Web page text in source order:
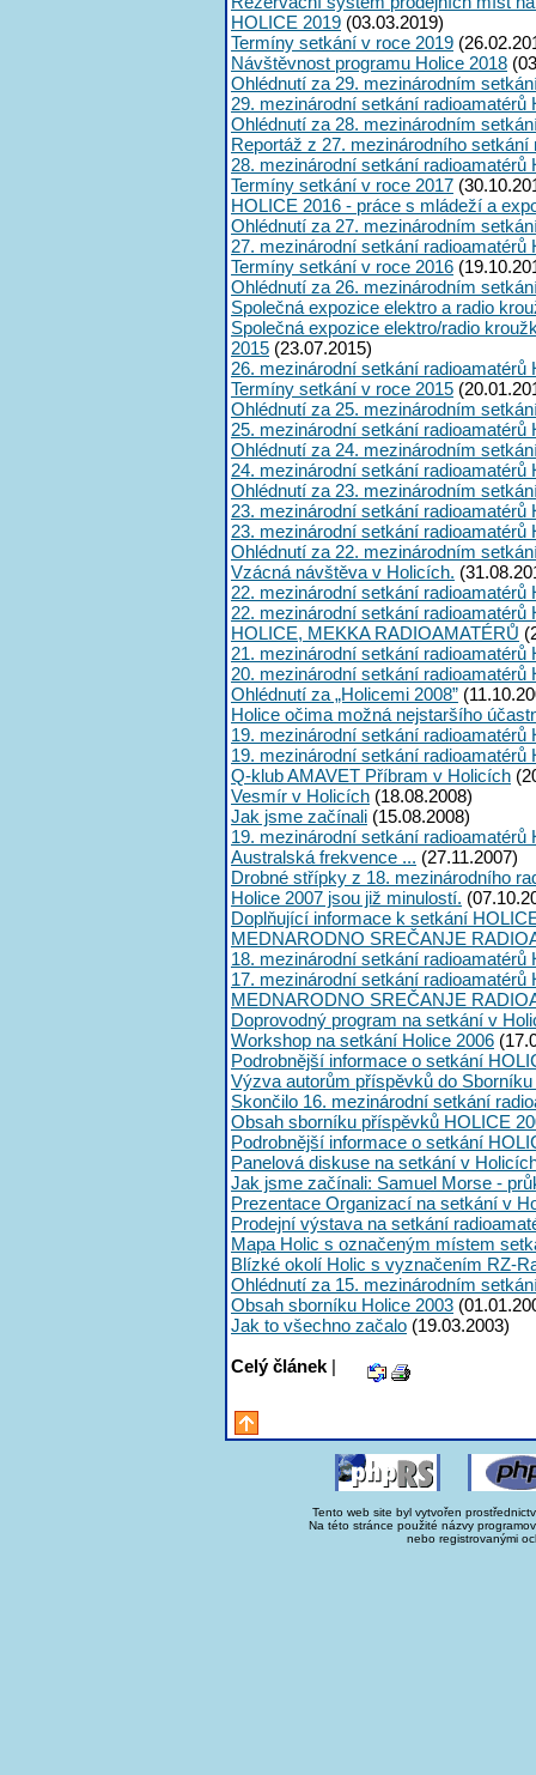
HOLICE 2019 (03.03.2019)
Termíny setkání v roce 2019
Návštěvnost programu Holice 2018
Ohlédnutí za 29. mezinárodním
29. mezinárodní setkání radioamatérů
Ohlédnutí za 28. mezinárodním
Reportáž z 27. mezinárodního setkání
28. mezinárodní setkání radioamatérů
Termíny setkání v roce 2017
HOLICE 2016 - práce s mládeží a
Ohlédnutí za 27. mezinárodním
27. mezinárodní setkání radioamatérů
Termíny setkání v roce 2016
Ohlédnutí za 26. mezinárodním
Společná expozice elektro a radio
Společná expozice elektro/radio
2015 (23.07.2015)
26. mezinárodní setkání radioamatérů
Termíny setkání v roce 2015
Ohlédnutí za 25. mezinárodním
25. mezinárodní setkání radioamatérů
Ohlédnutí za 24. mezinárodním
24. mezinárodní setkání radioamatérů
Ohlédnutí za 23. mezinárodním
23. mezinárodní setkání
23. mezinárodní setkání radioamatérů
Ohlédnutí za 22. mezinárodním
Vzácná návštěva v Holicích.
22. mezinárodní setkání
22. mezinárodní setkání radioamatérů
HOLICE, MEKKA RADIOAMATÉRŮ
21. mezinárodní setkání radioamatérů
20. mezinárodní setkání radioamatérů
Ohlédnutí za „Holicemi 2008”
Holice očima možná nejstaršího
19. mezinárodní setkání radioamatérů
19. mezinárodní setkání
Q-klub AMAVET Příbram v Holicích
Vesmír v Holicích (18.08.2008)
Jak jsme začínali (15.08.2008)
19. mezinárodní setkání
Australská frekvence ... (27.11.2007)
Drobné střípky z 18. mezinárodního
Holice 2007 jsou již minulostí.
Doplňující informace k setkání
MEDNARODNO SREČANJE
18. mezinárodní setkání radioamatérů
17. mezinárodní setkání radioamatérů
MEDNARODNO SREČANJE
Doprovodný program na setkání v
Workshop na setkání Holice 2006
Podrobnější informace o setkání
Výzva autorům příspěvků do
Skončilo 16. mezinárodní setkání
Obsah sborníku příspěvků HOLICE
Podrobnější informace o setkání
Panelová diskuse na setkání v
Jak jsme začínali: Samuel Morse -
Prezentace Organizací na setkání v
Prodejní výstava na setkání
Mapa Holic s označeným místem
Blízké okolí Holic s vyznačením RZ-
Ohlédnutí za 15. mezinárodním
Obsah sborníku Holice 2003
Jak to všechno začalo (19.03.2003)
Celý článek |
Tento web site byl vytvořen
Na této stránce použité názvy
nebo registrovanými